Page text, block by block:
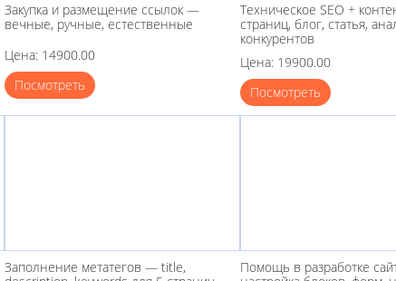
Закупка и размещение ссылок —
вечные, ручные, естественные
Цена: 14900.00
Посмотреть
Техническое SEO +
страниц, блог, статья,
конкурентов
Цена: 19900.00
Посмотреть
Заполнение метатегов — title,
Помощь в разработке